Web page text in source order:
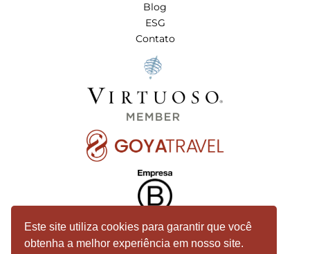
Blog
ESG
Contato
Este site utiliza cookies para garantir que você
obtenha a melhor experiência em nosso site.